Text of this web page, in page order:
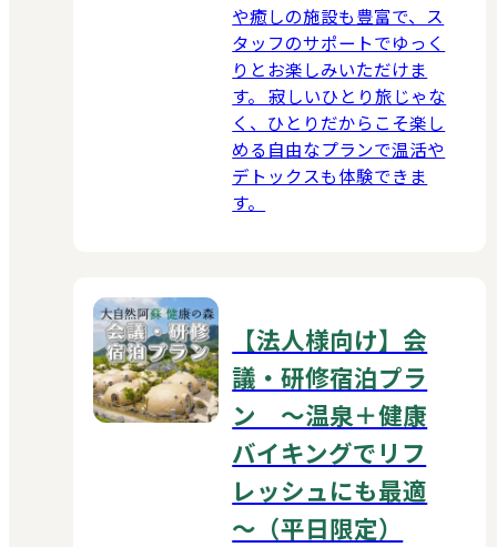
や癒しの施設も豊富で、ス
タッフのサポートでゆっく
りとお楽しみいただけま
す。 寂しいひとり旅じゃな
く、ひとりだからこそ楽し
める自由なプランで温活や
デトックスも体験できま
す。
【法人様向け】会
議・研修宿泊プラ
ン ～温泉＋健康
バイキングでリフ
レッシュにも最適
～（平日限定）